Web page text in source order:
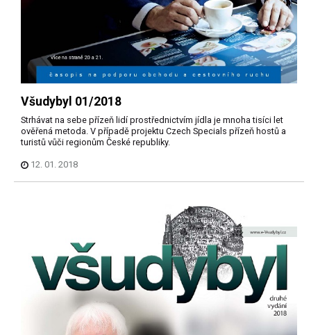
Všudybyl 01/2018
Strhávat na sebe přízeň lidí prostřednictvím jídla je mnoha tisíci let
ověřená metoda. V případě projektu Czech Specials přízeň hostů a
turistů vůči regionům České republiky.
12. 01. 2018